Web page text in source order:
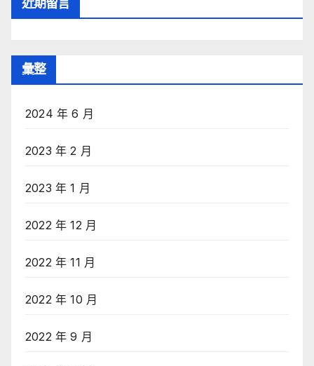
近期留言
彙整
2024 年 6 月
2023 年 2 月
2023 年 1 月
2022 年 12 月
2022 年 11 月
2022 年 10 月
2022 年 9 月